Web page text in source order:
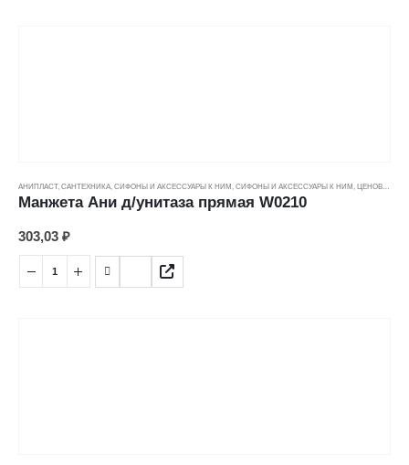
АНИПЛАСТ, САНТЕХНИКА СИФОНЫ И АКСЕССУАРЫ К НИМ СИФОНЫ И АКСЕССУАРЫ К НИМ ЦЕНОВЫЕ ГРУППЫ
Манжета Ани д/унитаза прямая W0210
303,03 ₽